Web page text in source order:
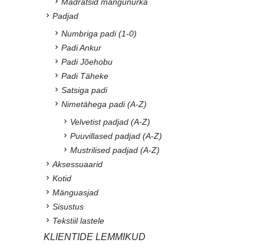
Padjad
Numbriga padi (1-0)
Padi Ankur
Padi Jõehobu
Padi Täheke
Satsiga padi
Nimetähega padi (A-Z)
Velvetist padjad (A-Z)
Puuvillased padjad (A-Z)
Mustrilised padjad (A-Z)
Aksessuaarid
Kotid
Mänguasjad
Sisustus
Tekstiil lastele
KLIENTIDE LEMMIKUD